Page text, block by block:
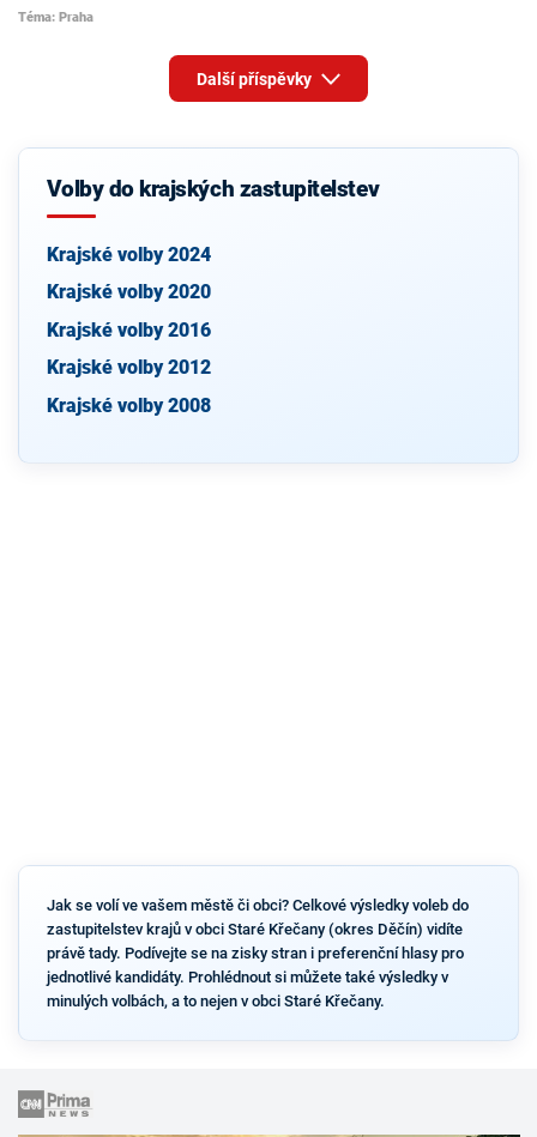
Téma: Praha
Další příspěvky
Volby do krajských zastupitelstev
Krajské volby 2024
Krajské volby 2020
Krajské volby 2016
Krajské volby 2012
Krajské volby 2008
Jak se volí ve vašem městě či obci? Celkové výsledky voleb do
zastupitelstev krajů v obci Staré Křečany (okres Děčín) vidíte
právě tady. Podívejte se na zisky stran i preferenční hlasy pro
jednotlivé kandidáty. Prohlédnout si můžete také výsledky v
minulých volbách, a to nejen v obci Staré Křečany.